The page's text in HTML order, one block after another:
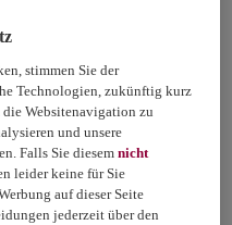
stimmen Sie der
Technologien, zukünftig kurz
die Websitenavigation zu
und unsere
Falls Sie diesemnicht
leider keine für Sie
auf dieser Seite
jederzeit über den